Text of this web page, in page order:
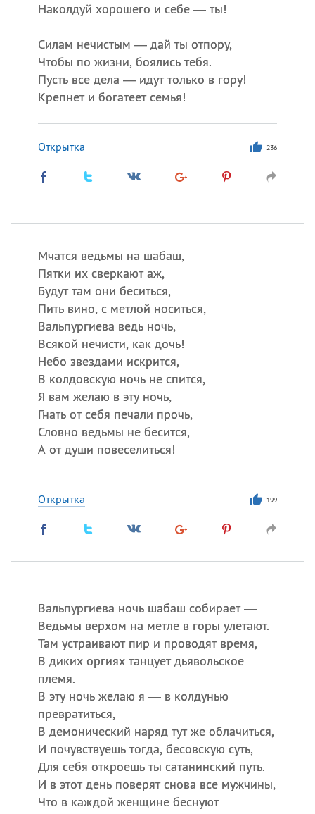
Наколдуй хорошего и себе — ты!
Силам нечистым — дай ты отпору,
Чтобы по жизни, боялись тебя.
Пусть все дела — идут только в гору!
Крепнет и богатеет семья!
Открытка 236
Мчатся ведьмы на шабаш,
Пятки их сверкают аж,
Будут там они беситься,
Пить вино, с метлой носиться,
Вальпургиева ведь ночь,
Всякой нечисти, как дочь!
Небо звездами искрится,
В колдовскую ночь не спится,
Я вам желаю в эту ночь,
Гнать от себя печали прочь,
Словно ведьмы не бесится,
А от души повеселиться!
Открытка 199
Вальпургиева ночь шабаш собирает —
Ведьмы верхом на метле в горы улетают.
Там устраивают пир и проводят время,
В диких оргиях танцует дьявольское
племя.
В эту ночь желаю я — в колдунью
превратиться,
В демонический наряд тут же облачиться,
И почувствуешь тогда, бесовскую суть,
Для себя откроешь ты сатанинский путь.
И в этот день поверят снова все мужчины,
Что в каждой женщине беснуют